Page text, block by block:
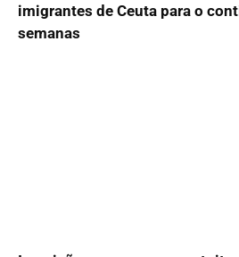
imigrantes de Ceuta para o
semanas